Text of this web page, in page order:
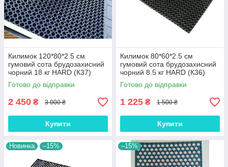
Килимок 120*80*2.5 см
гумовий сота брудозахисний
чорний 18 кг HARD (К37)
Готово до відправки
2 450 ₴ 3 000 ₴
Купити
Килимок 80*60*2.5 см
гумовий сота брудозахисний
чорний 8.5 кг HARD (К36)
Готово до відправки
1 225 ₴ 1 500 ₴
Купити
Новинка –15% –15%